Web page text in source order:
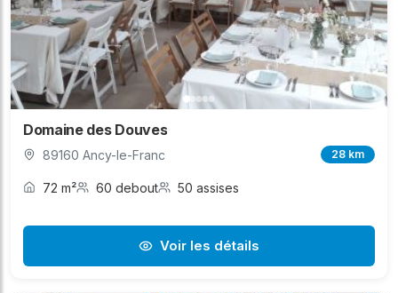
Domaine des Douves
89160 Ancy-le-Franc 28 km
72 m² 60 debout 50 assises
Voir les détails